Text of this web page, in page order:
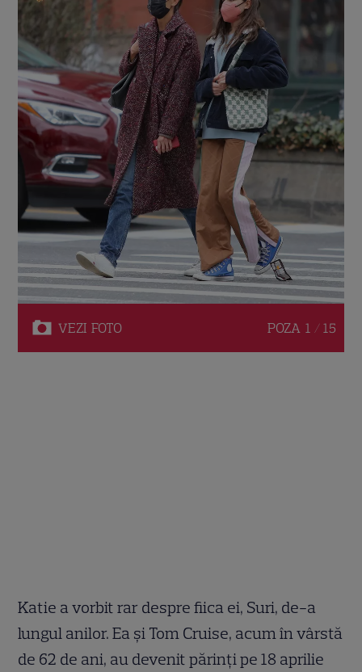
VEZI FOTO POZA 1 / 15
Katie a vorbit rar despre fiica ei, Suri, de-a
lungul anilor. Ea și Tom Cruise, acum în vârstă
de 62 de ani, au devenit părinți pe 18 aprilie